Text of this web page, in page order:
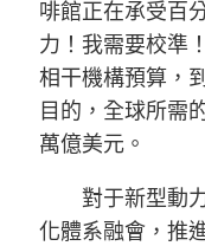
啡館正在承受百
力！我需要校準
相干機構預算，
目的，全球所需
萬億美元。
對于新型動
化體系融會，推